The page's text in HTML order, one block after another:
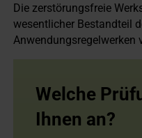
Die zerstörungsfreie
wesentlicher Bestandteil
Anwendungsregelwerken
Welche
Ihnen an?